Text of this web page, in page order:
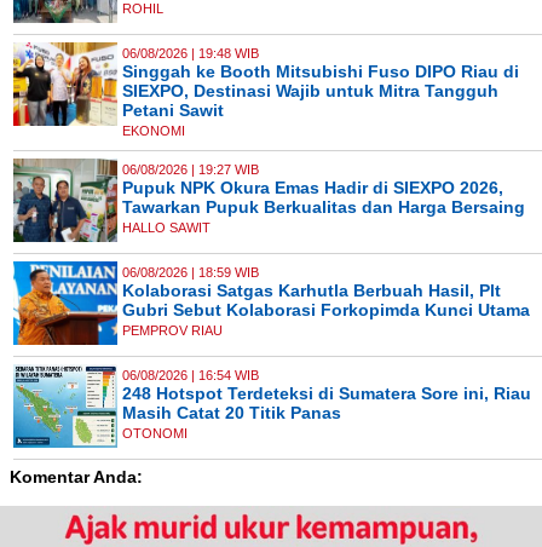
ROHIL
06/08/2026 | 19:48 WIB
Singgah ke Booth Mitsubishi Fuso DIPO Riau di
SIEXPO, Destinasi Wajib untuk Mitra Tangguh
Petani Sawit
EKONOMI
06/08/2026 | 19:27 WIB
Pupuk NPK Okura Emas Hadir di SIEXPO 2026,
Tawarkan Pupuk Berkualitas dan Harga Bersaing
HALLO SAWIT
06/08/2026 | 18:59 WIB
Kolaborasi Satgas Karhutla Berbuah Hasil, Plt
Gubri Sebut Kolaborasi Forkopimda Kunci Utama
PEMPROV RIAU
06/08/2026 | 16:54 WIB
248 Hotspot Terdeteksi di Sumatera Sore ini, Riau
Masih Catat 20 Titik Panas
OTONOMI
Komentar Anda: